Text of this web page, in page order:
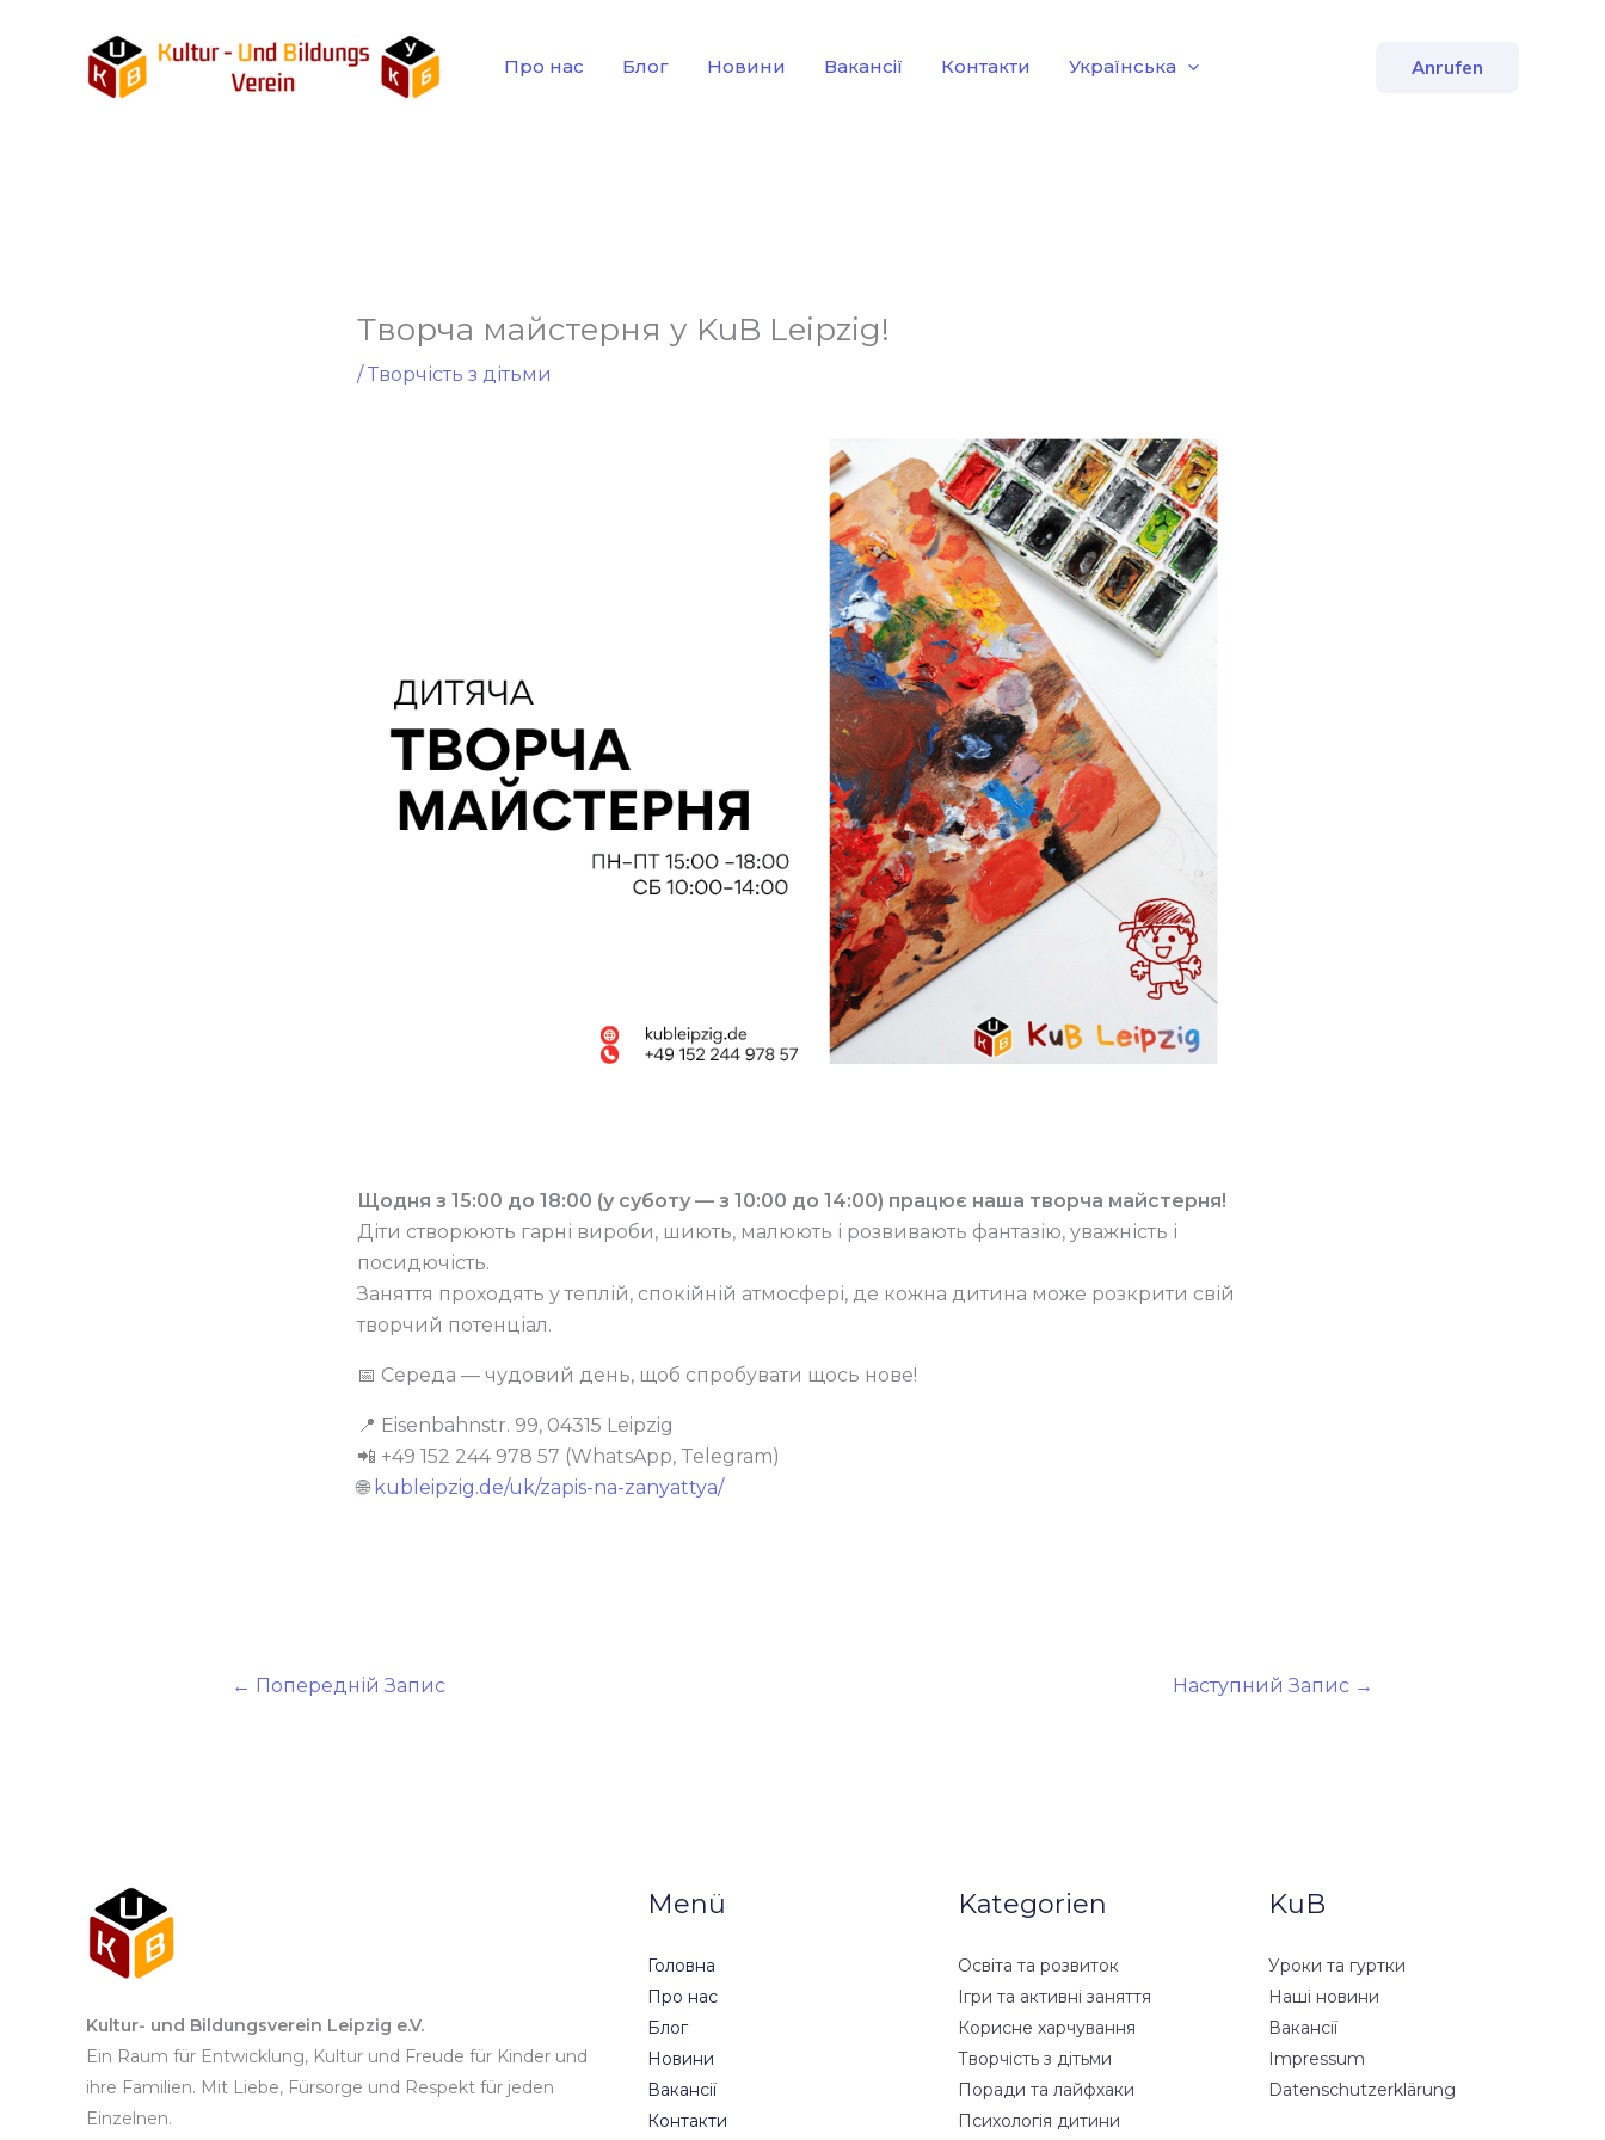
Про нас Блог Новини Вакансії Контакти Українська Anrufen
Творча майстерня у KuB Leipzig!
/ Творчість з дітьми
Щодня з 15:00 до 18:00 (у суботу — з 10:00 до 14:00) працює наша творча майстерня!
Діти створюють гарні вироби, шиють, малюють і розвивають фантазію, уважність і
посидючість.
Заняття проходять у теплій, спокійній атмосфері, де кожна дитина може розкрити свій
творчий потенціал.
📅 Середа — чудовий день, щоб спробувати щось нове!
📍 Eisenbahnstr. 99, 04315 Leipzig
📲 +49 152 244 978 57 (WhatsApp, Telegram)
🌐 kubleipzig.de/uk/zapis-na-zanyattya/
← Попередній Запис Наступний Запис →
Kultur- und Bildungsverein Leipzig e.V.
Ein Raum für Entwicklung, Kultur und Freude für Kinder und
ihre Familien. Mit Liebe, Fürsorge und Respekt für jeden
Einzelnen.
Menü
Головна
Про нас
Блог
Новини
Вакансії
Контакти
Kategorien
Освіта та розвиток
Ігри та активні заняття
Корисне харчування
Творчість з дітьми
Поради та лайфхаки
Психологія дитини
KuB
Уроки та гуртки
Наші новини
Вакансії
Impressum
Datenschutzerklärung